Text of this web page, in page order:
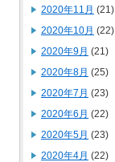
2020年11月 (21)
2020年10月 (22)
2020年9月 (21)
2020年8月 (25)
2020年7月 (23)
2020年6月 (22)
2020年5月 (23)
2020年4月 (22)